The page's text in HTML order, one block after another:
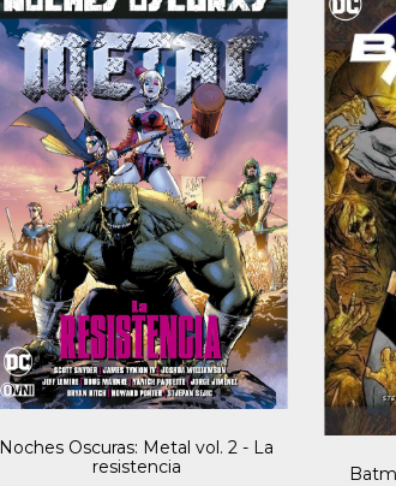
Noches Oscuras: Metal vol. 2 - La
resistencia